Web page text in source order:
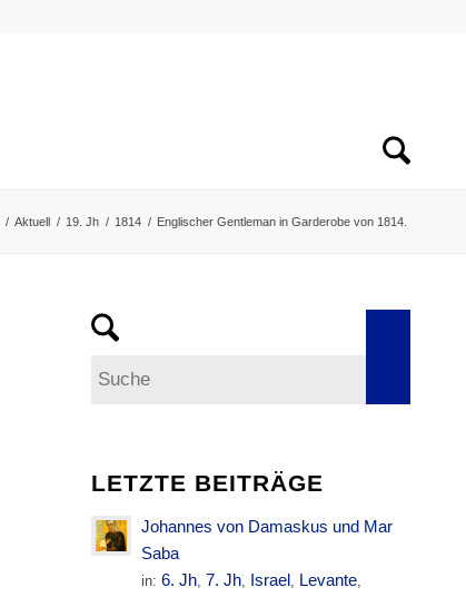
/ Aktuell / 19. Jh / 1814 / Englischer Gentleman in Garderobe von 1814.
LETZTE BEITRÄGE
Johannes von Damaskus und Mar
Saba
in:6. Jh, 7. Jh, Israel, Levante,